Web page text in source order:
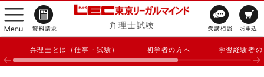
弁理士試験
弁理士とは（仕事・試験） 初学者の方へ 学習経験者